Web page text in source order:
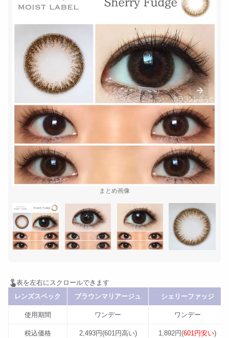
まとめ画像
レンズスペック ブラウンマリアージュ シェリーファッジ
使用期間 ワンデー ワンデー
税込価格 2,493円(601円高い) 1,892円(601円安い)